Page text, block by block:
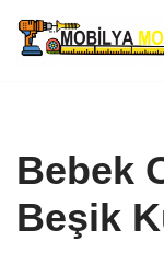
İçeriğe
Bebek
Beşik